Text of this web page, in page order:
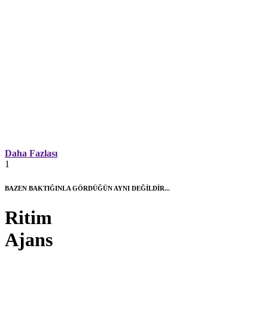
Daha Fazlası
1
BAZEN BAKTIĞINLA GÖRDÜĞÜN AYNI DEĞİLDİR...
Ritim
Ajans